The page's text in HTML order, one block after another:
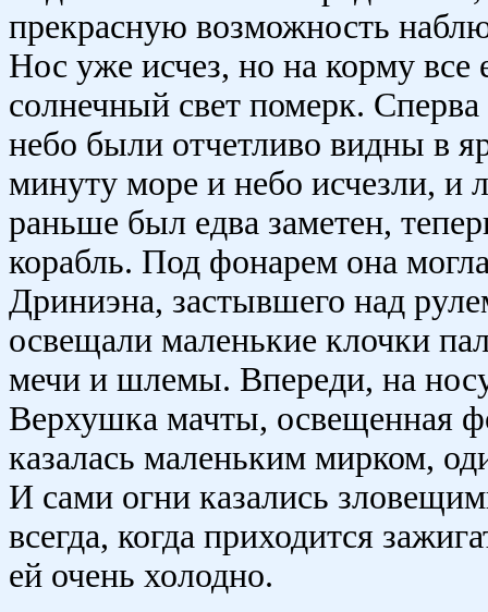
прекрасную возможность
Нос уже исчез, но на корму
солнечный свет померк.
небо были отчетливо видны в
минуту море и небо исчезли, и
раньше был едва заметен,
корабль. Под фонарем она
Дриниэна, застывшего над
освещали маленькие клочки
мечи и шлемы. Впереди, на
Верхушка мачты, освещенная
казалась маленьким мирком,
И сами огни казались
всегда, когда приходится
ей очень холодно.